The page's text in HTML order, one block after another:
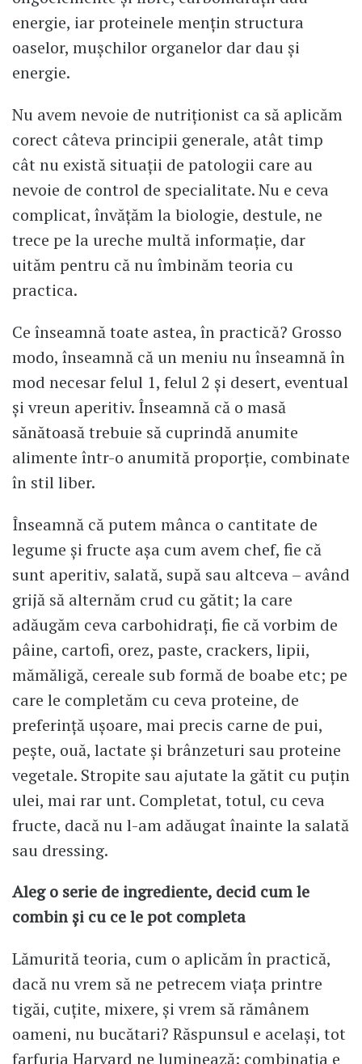
energie, iar proteinele mențin structura
oaselor, mușchilor organelor dar dau și
energie.
Nu avem nevoie de nutriționist ca să aplicăm
corect câteva principii generale, atât timp
cât nu există situații de patologii care au
nevoie de control de specialitate. Nu e ceva
complicat, învățăm la biologie, destule, ne
trece pe la ureche multă informație, dar
uităm pentru că nu îmbinăm teoria cu
practica.
Ce înseamnă toate astea, în practică? Grosso
modo, înseamnă că un meniu nu înseamnă în
mod necesar felul 1, felul 2 și desert, eventual
și vreun aperitiv. Înseamnă că o masă
sănătoasă trebuie să cuprindă anumite
alimente într-o anumită proporție, combinate
în stil liber.
Înseamnă că putem mânca o cantitate de
legume și fructe așa cum avem chef, fie că
sunt aperitiv, salată, supă sau altceva – având
grijă să alternăm crud cu gătit; la care
adăugăm ceva carbohidrați, fie că vorbim de
pâine, cartofi, orez, paste, crackers, lipii,
mămăligă, cereale sub formă de boabe etc; pe
care le completăm cu ceva proteine, de
preferință ușoare, mai precis carne de pui,
pește, ouă, lactate și brânzeturi sau proteine
vegetale. Stropite sau ajutate la gătit cu puțin
ulei, mai rar unt. Completat, totul, cu ceva
fructe, dacă nu l-am adăugat înainte la salată
sau dressing.
Aleg o serie de ingrediente, decid cum le
combin și cu ce le pot completa
Lămurită teoria, cum o aplicăm în practică,
dacă nu vrem să ne petrecem viața printre
tigăi, cuțite, mixere, și vrem să rămânem
oameni, nu bucătari? Răspunsul e același, tot
farfuria Harvard ne luminează: combinația e